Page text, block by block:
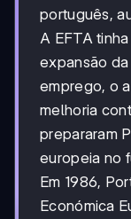
português,
A EFTA
expansão
emprego, o
melhoria
prepararam
europeia no
Em 1986,
Económica